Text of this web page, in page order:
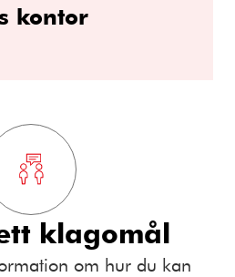
kontor
klagomål
om hur du kan